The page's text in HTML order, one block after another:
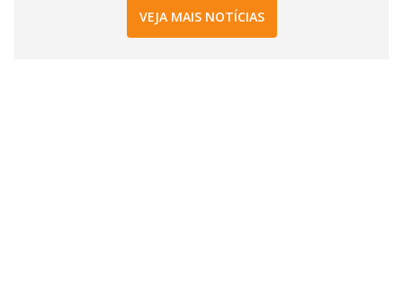
VEJA MAIS NOTÍCIAS